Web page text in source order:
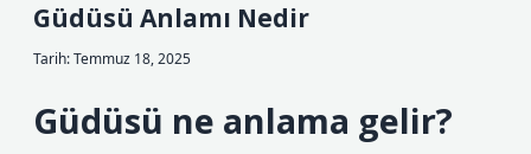
Güdüsü Anlamı Nedir
Tarih: Temmuz 18, 2025
Güdüsü ne anlama gelir?